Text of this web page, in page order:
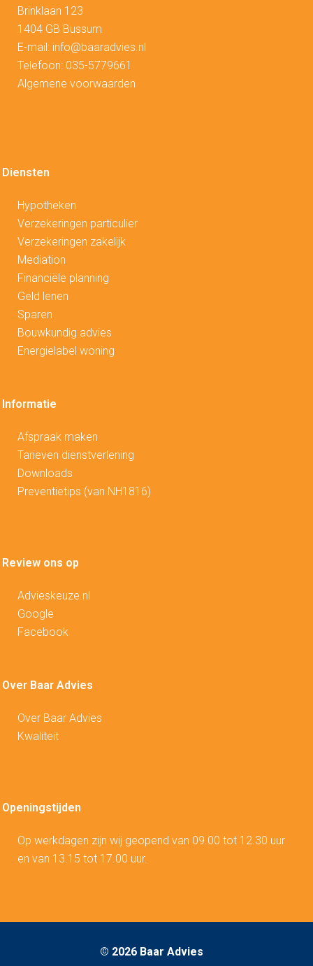
Brinklaan 123
1404 GB Bussum
E-mail: info@baaradvies.nl
Telefoon: 035-5779661
Algemene voorwaarden
Diensten
Hypotheken
Verzekeringen particulier
Verzekeringen zakelijk
Mediation
Financiële planning
Geld lenen
Sparen
Bouwkundig advies
Energielabel woning
Informatie
Afspraak maken
Tarieven dienstverlening
Downloads
Preventietips (van NH1816)
Review ons op
Advieskeuze.nl
Google
Facebook
Over Baar Advies
Over Baar Advies
Kwaliteit
Openingstijden
Op werkdagen zijn wij geopend van 09.00 tot 12.30 uur
en van 13.15 tot 17.00 uur.
© 2026 Baar Advies